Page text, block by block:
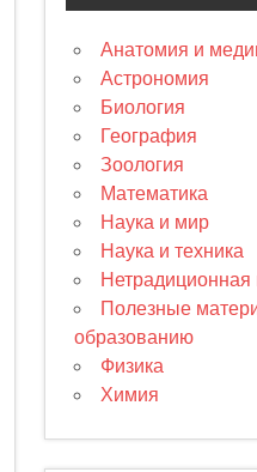
Анатомия и
Астрономия
Биология
География
Зоология
Математика
Наука и мир
Наука и техника
Нетрадиционная
Полезные
образованию
Физика
Химия